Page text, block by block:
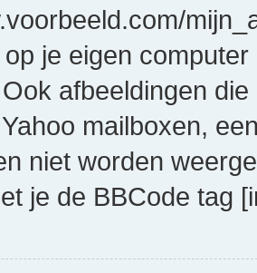
je eigen
afbeeldingen
mailboxen,
niet worden
je de BBCode tag